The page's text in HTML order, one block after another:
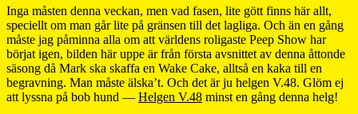
Inga måsten denna veckan, men vad fasen, lite gött finns här allt,
speciellt om man går lite på gränsen till det lagliga. Och än en gång
måste jag påminna alla om att världens roligaste Peep Show har
börjat igen, bilden här uppe är från första avsnittet av denna åttonde
säsong då Mark ska skaffa en Wake Cake, alltså en kaka till en
begravning. Man måste älska’t. Och det är ju helgen V.48. Glöm ej
att lyssna på bob hund — Helgen V.48 minst en gång denna helg!